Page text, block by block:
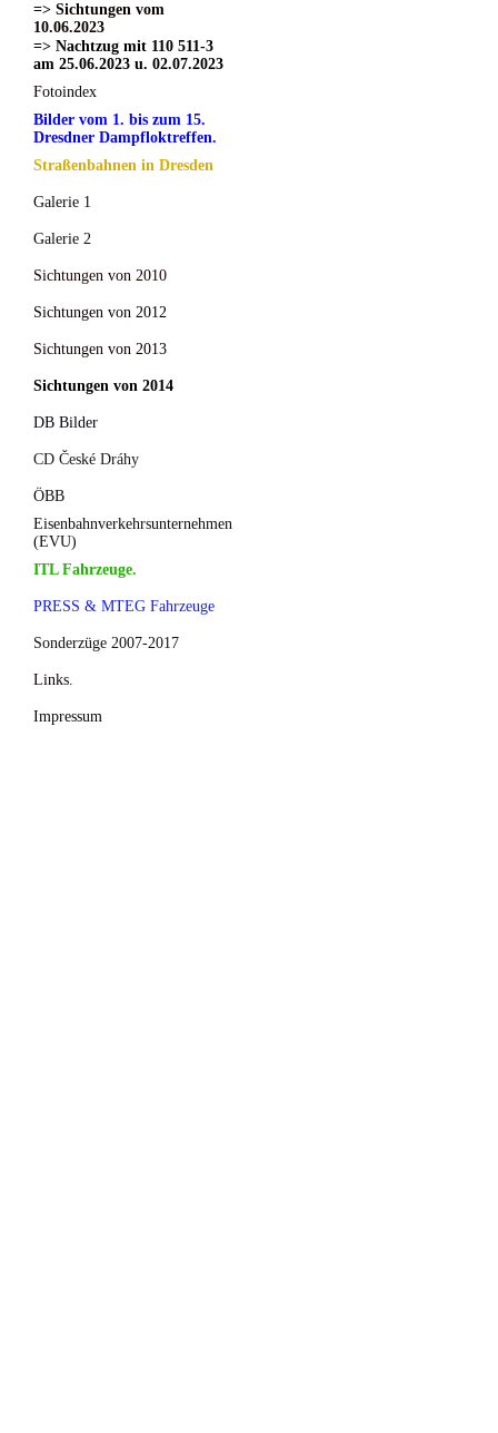
=> Sichtungen vom
10.06.2023
=> Nachtzug mit 110 511-3
am 25.06.2023 u. 02.07.2023
Fotoindex
Bilder vom 1. bis zum 15.
Dresdner Dampfloktreffen.
Straßenbahnen in Dresden
Galerie 1
Galerie 2
Sichtungen von 2010
Sichtungen von 2012
Sichtungen von 2013
Sichtungen von 2014
DB Bilder
CD České Dráhy
ÖBB
Eisenbahnverkehrsunternehmen
(EVU)
ITL Fahrzeuge.
PRESS & MTEG Fahrzeuge
Sonderzüge 2007-2017
Links.
Impressum